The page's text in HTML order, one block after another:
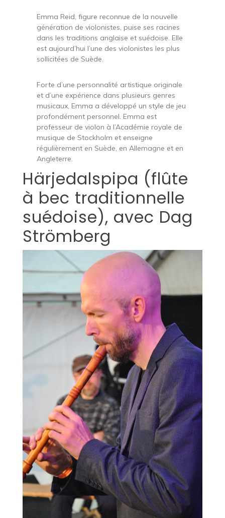
Emma Reid, figure reconnue de la nouvelle
génération de violonistes, puise ses racines
dans les traditions anglaise et suédoise. Elle
est aujourd’hui l’une des violonistes les plus
sollicitées de Suède.
Forte d’une personnalité artistique originale
et d’une expérience dans plusieurs genres
musicaux, Emma a développé un style de jeu
profondément personnel. Emma est
professeur de violon à l’Académie royale de
musique de Stockholm et enseigne
régulièrement en Suède, en Allemagne et en
Angleterre.
Härjedalspipa (flûte
à bec traditionnelle
suédoise), avec Dag
Strömberg